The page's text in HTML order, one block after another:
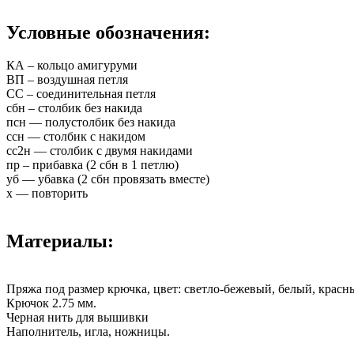
Условные обозначения:
КА – кольцо амигуруми
ВП – воздушная петля
СС – соединительная петля
сбн – столбик без накида
псн — полустолбик без накида
ссн — столбик с накидом
сс2н — столбик с двумя накидами
пр – прибавка (2 сбн в 1 петлю)
уб — убавка (2 сбн провязать вместе)
x — повторить
Материалы:
Пряжа под размер крючка, цвет: светло-бежевый, белый,
Крючок 2.75 мм.
Черная нить для вышивки
Наполнитель, игла, ножницы.